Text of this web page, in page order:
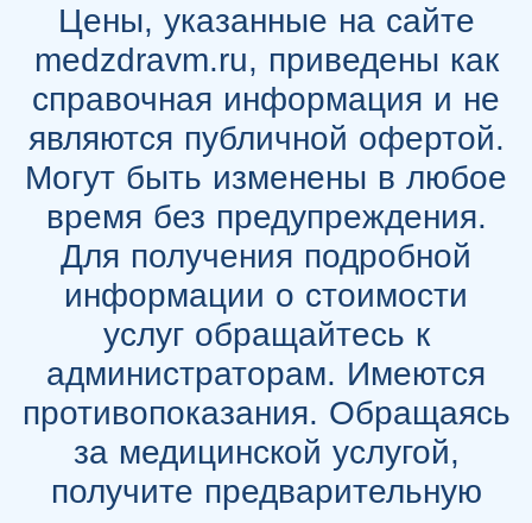
Цены, указанные на сайте
medzdravm.ru, приведены как
справочная информация и не
являются публичной офертой.
Могут быть изменены в любое
время без предупреждения.
Для получения подробной
информации о стоимости
услуг обращайтесь к
администраторам. Имеются
противопоказания. Обращаясь
за медицинской услугой,
получите предварительную